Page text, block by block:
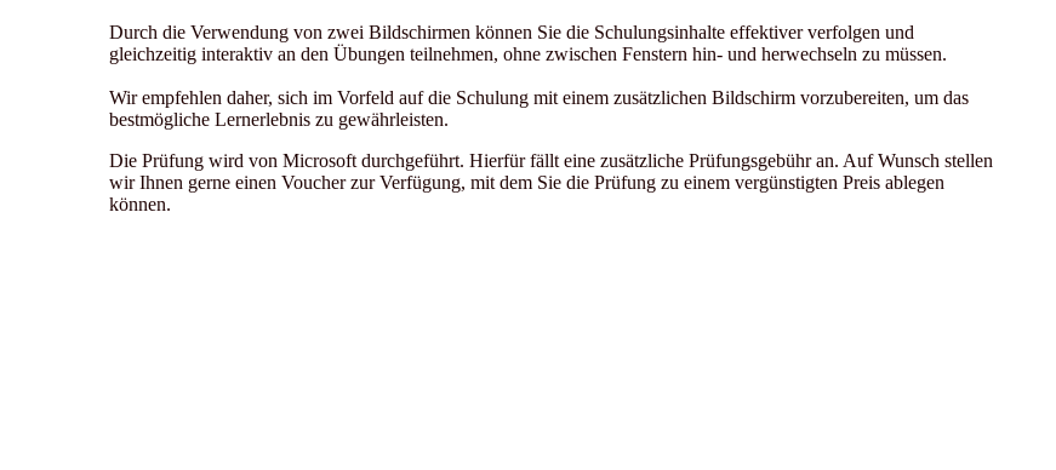
Durch die Verwendung von zwei Bildschirmen können Sie die Schulungsinhalte effektiver verfolgen und
gleichzeitig interaktiv an den Übungen teilnehmen, ohne zwischen Fenstern hin- und herwechseln zu müssen.
Wir empfehlen daher, sich im Vorfeld auf die Schulung mit einem zusätzlichen Bildschirm vorzubereiten, um das
bestmögliche Lernerlebnis zu gewährleisten.
Die Prüfung wird von Microsoft durchgeführt. Hierfür fällt eine zusätzliche Prüfungsgebühr an. Auf Wunsch stellen
wir Ihnen gerne einen Voucher zur Verfügung, mit dem Sie die Prüfung zu einem vergünstigten Preis ablegen
können.